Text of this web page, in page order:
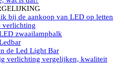
opbouw
tractoren
Led koplampen
zoeklamp Allremote
zoeklicht Golight
Led zoeklicht
bij de aankoop van LED op letten
verlichting
zwaailampbalk
de Led Light Bar
verlichting vergelijken, kwaliteit